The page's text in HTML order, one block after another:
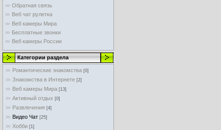
Обратная связь
Веб чат рулетка
Веб камеры Мира
Бесплатные звонки
Веб камеры России
Категории раздела
Романтические знакомства [0]
Знакомства в Интернете [2]
Веб камеры Мира [13]
Активный отдых [0]
Развлечения [4]
Видео Чат [25]
Хобби [1]